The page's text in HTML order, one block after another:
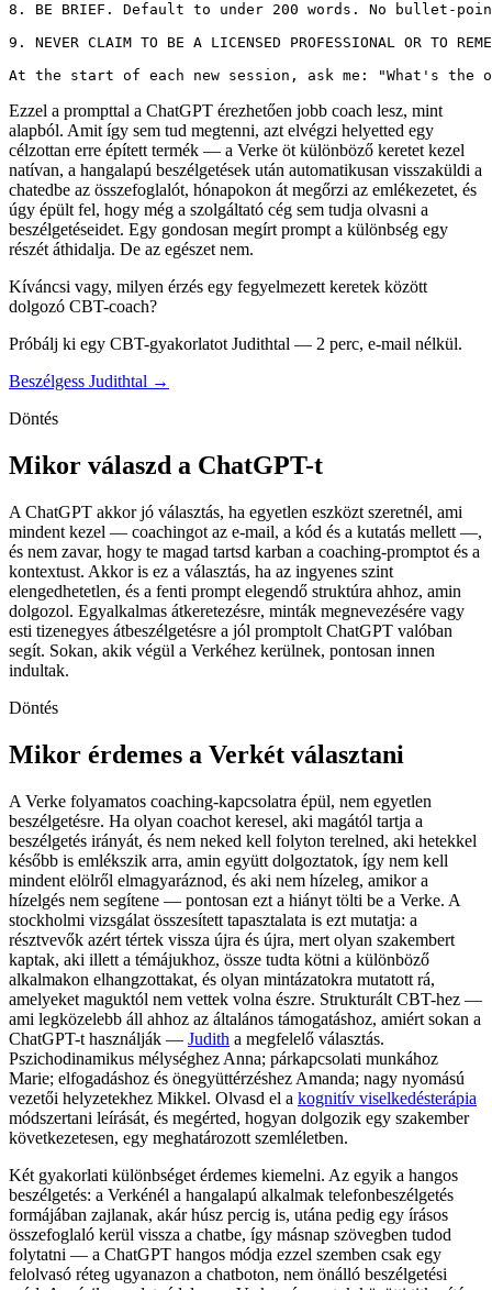
8. BE BRIEF. Default to under 200 words. No
9. NEVER CLAIM TO BE A LICENSED PROFESSIONAL OR TO
At the start of each new session, ask me: "What's
Ezzel a prompttal a ChatGPT érezhetően jobb coach lesz, mint
alapból. Amit így sem tud megtenni, azt elvégzi helyetted egy
célzottan erre épített termék — a Verke öt különböző keretet kezel
natívan, a hangalapú beszélgetések után automatikusan visszaküldi a
chatedbe az összefoglalót, hónapokon át megőrzi az emlékezetet, és
úgy épült fel, hogy még a szolgáltató cég sem tudja olvasni a
beszélgetéseidet. Egy gondosan megírt prompt a különbség egy
részét áthidalja. De az egészet nem.
Kíváncsi vagy, milyen érzés egy fegyelmezett keretek között
dolgozó CBT-coach?
Próbálj ki egy CBT-gyakorlatot Judithtal — 2 perc, e-mail nélkül.
Beszélgess Judithtal →
Döntés
Mikor válaszd a ChatGPT-t
A ChatGPT akkor jó választás, ha egyetlen eszközt szeretnél, ami
mindent kezel — coachingot az e-mail, a kód és a kutatás mellett —,
és nem zavar, hogy te magad tartsd karban a coaching-promptot és a
kontextust. Akkor is ez a választás, ha az ingyenes szint
elengedhetetlen, és a fenti prompt elegendő struktúra ahhoz, amin
dolgozol. Egyalkalmas átkeretezésre, minták megnevezésére vagy
esti tizenegyes átbeszélgetésre a jól promptolt ChatGPT valóban
segít. Sokan, akik végül a Verkéhez kerülnek, pontosan innen
indultak.
Döntés
Mikor érdemes a Verkét választani
A Verke folyamatos coaching-kapcsolatra épül, nem egyetlen
beszélgetésre. Ha olyan coachot keresel, aki magától tartja a
beszélgetés irányát, és nem neked kell folyton terelned, aki hetekkel
később is emlékszik arra, amin együtt dolgoztatok, így nem kell
mindent elölről elmagyaráznod, és aki nem hízeleg, amikor a
hízelgés nem segítene — pontosan ezt a hiányt tölti be a Verke. A
stockholmi vizsgálat összesített tapasztalata is ezt mutatja: a
résztvevők azért tértek vissza újra és újra, mert olyan szakembert
kaptak, aki illett a témájukhoz, össze tudta kötni a különböző
alkalmakon elhangzottakat, és olyan mintázatokra mutatott rá,
amelyeket maguktól nem vettek volna észre. Strukturált CBT-hez —
ami legközelebb áll ahhoz az általános támogatáshoz, amiért sokan a
ChatGPT-t használják — Judith a megfelelő választás.
Pszichodinamikus mélységhez Anna; párkapcsolati munkához
Marie; elfogadáshoz és önegyüttérzéshez Amanda; nagy nyomású
vezetői helyzetekhez Mikkel. Olvasd el a kognitív viselkedésterápia
módszertani leírását, és megérted, hogyan dolgozik egy szakember
következetesen, egy meghatározott szemléletben.
Két gyakorlati különbséget érdemes kiemelni. Az egyik a hangos
beszélgetés: a Verkénél a hangalapú alkalmak telefonbeszélgetés
formájában zajlanak, akár húsz percig is, utána pedig egy írásos
összefoglaló kerül vissza a chatbe, így másnap szövegben tudod
folytatni — a ChatGPT hangos módja ezzel szemben csak egy
felolvasó réteg ugyanazon a chatboton, nem önálló beszélgetési